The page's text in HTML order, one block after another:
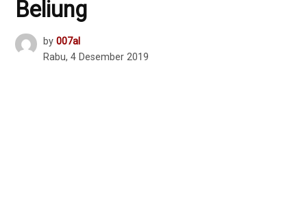
Beliung
by 007al
Rabu, 4 Desember 2019